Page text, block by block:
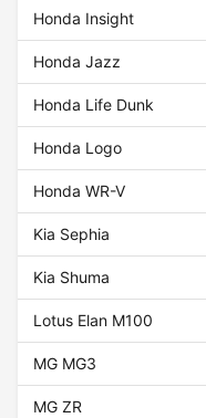
Honda Insight
Honda Jazz
Honda Life Dunk
Honda Logo
Honda WR-V
Kia Sephia
Kia Shuma
Lotus Elan M100
MG MG3
MG ZR